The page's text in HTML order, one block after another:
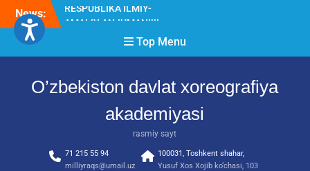
Skip
content
News:
Diqqat e’lon!
2026” tadbiri bo‘lib o‘tdi
RESPUBLIKA ILMIY-
Top Menu
O’zbekiston davlat xoreografiya
akademiyasi
rasmiy sayt
71 215 55 94
milliyraqs@umail.uz
100031, Toshkent shahar,
Yusuf Xos Xojib ko‘chasi, 103